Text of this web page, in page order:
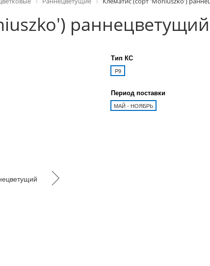
раннецветущий
Тип КС
P9
Период поставки
МАЙ - НОЯБРЬ